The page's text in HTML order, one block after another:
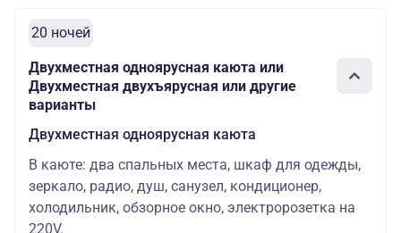
20 ночей
Двухместная одноярусная каюта или
Двухместная двухъярусная или другие
варианты
Двухместная одноярусная каюта
В каюте: два спальных места, шкаф для одежды,
зеркало, радио, душ, санузел, кондиционер,
холодильник, обзорное окно, электророзетка на
220V.